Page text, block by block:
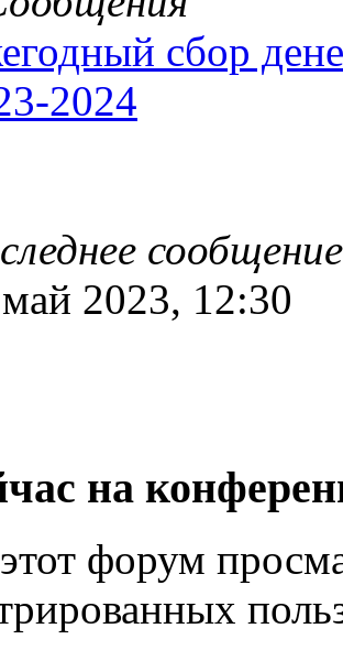
сбор
2024
сообщение
2023, 12:30
на
форум